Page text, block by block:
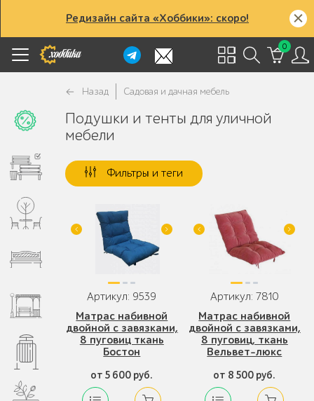
Редизайн сайта «Хоббики»: скоро!
0
Назад Садовая и дачная мебель
Подушки и тенты для уличной
мебели
Фильтры и теги
Артикул: 9539
Матрас набивной
двойной с завязками,
8 пуговиц ткань
Бостон
от 5 600 руб.
Артикул: 7810
Матрас набивной
двойной с завязками,
8 пуговиц, ткань
Вельвет-люкс
от 8 500 руб.